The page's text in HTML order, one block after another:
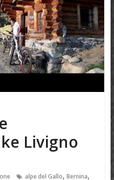
Livigno
alpe del Gallo, Bernina,